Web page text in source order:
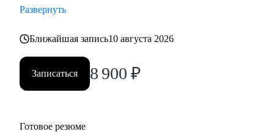
Развернуть
Ближайшая запись10 августа 2026
Записаться 8 900 ₽
Готовое резюме